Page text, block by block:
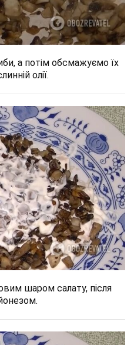
а потім обсмажуємо їх
олії.
шаром салату, після